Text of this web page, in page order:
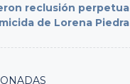
reclusión perpetua
de Lorena Piedra